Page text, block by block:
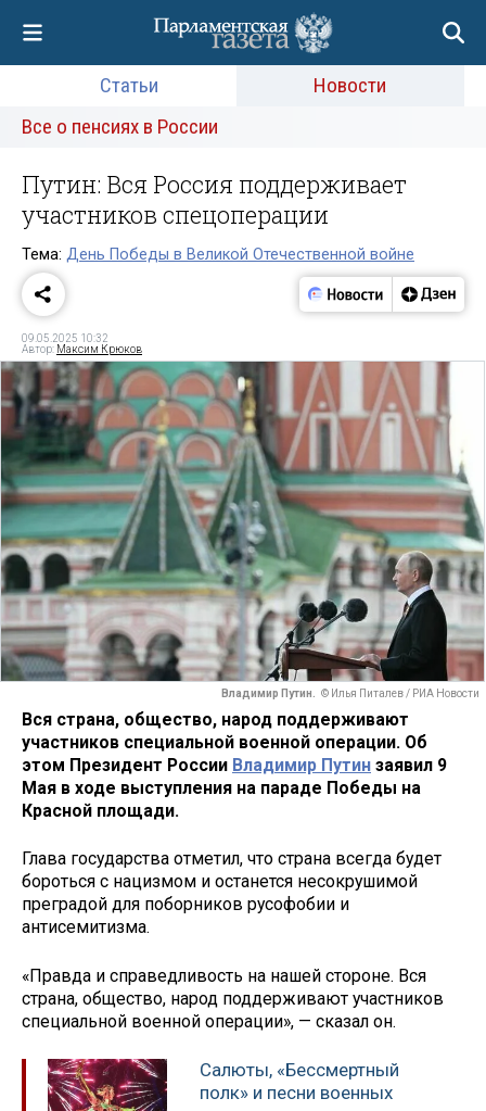
Статьи
Новости
Все о пенсиях в России
Путин: Вся Россия поддерживает
участников спецоперации
Тема: День Победы в Великой Отечественной войне
09.05.2025 10:32
Автор: Максим Крюков
Владимир Путин. © Илья Питалев / РИА Новости
Вся страна, общество, народ поддерживают
участников специальной военной операции. Об
этом Президент России Владимир Путин заявил 9
Мая в ходе выступления на параде Победы на
Красной площади.
Глава государства отметил, что страна всегда будет
бороться с нацизмом и останется несокрушимой
преградой для поборников русофобии и
антисемитизма.
«Правда и справедливость на нашей стороне. Вся
страна, общество, народ поддерживают участников
специальной военной операции», — сказал он.
Салюты, «Бессмертный
полк» и песни военных